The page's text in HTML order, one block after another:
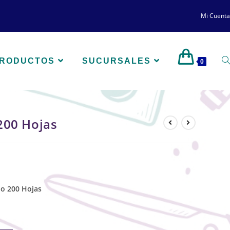
Mi Cuenta
SUCURSALES 0
Hojas
200 Hojas